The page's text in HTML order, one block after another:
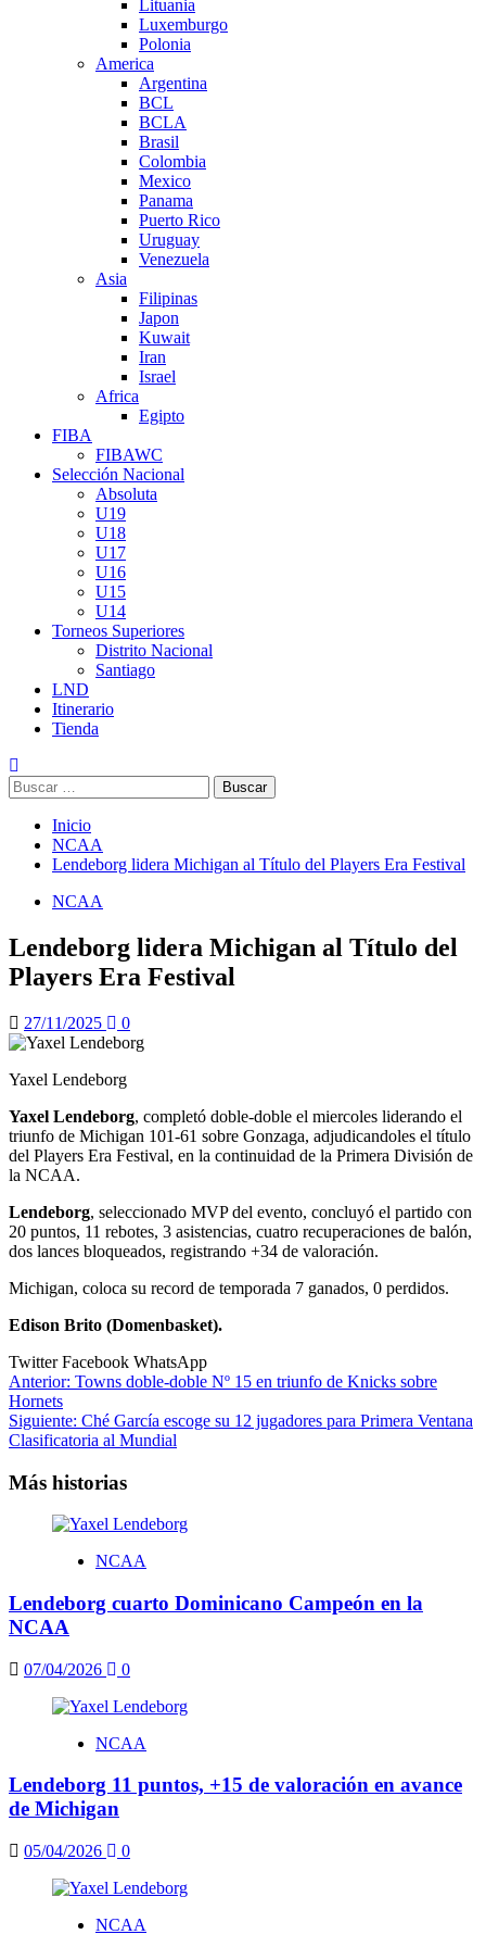
Lituania
Luxemburgo
Polonia
America
Argentina
BCL
BCLA
Brasil
Colombia
Mexico
Panama
Puerto Rico
Uruguay
Venezuela
Asia
Filipinas
Japon
Kuwait
Iran
Israel
Africa
Egipto
FIBA
FIBAWC
Selección Nacional
Absoluta
U19
U18
U17
U16
U15
U14
Torneos Superiores
Distrito Nacional
Santiago
LND
Itinerario
Tienda
Buscar:
Inicio
NCAA
Lendeborg lidera Michigan al Título del Players Era Festival
NCAA
Lendeborg lidera Michigan al Título del
Players Era Festival
27/11/2025 0
Yaxel Lendeborg
Yaxel Lendeborg, completó doble-doble el miercoles liderando el
triunfo de Michigan 101-61 sobre Gonzaga, adjudicandoles el título
del Players Era Festival, en la continuidad de la Primera División de
la NCAA.
Lendeborg, seleccionado MVP del evento, concluyó el partido con
20 puntos, 11 rebotes, 3 asistencias, cuatro recuperaciones de balón,
dos lances bloqueados, registrando +34 de valoración.
Michigan, coloca su record de temporada 7 ganados, 0 perdidos.
Edison Brito (Domenbasket).
TwitterFacebook WhatsApp
Navegación
de
entradas
Anterior: Towns doble-doble Nº 15 en triunfo de Knicks sobre
Hornets
Siguiente: Ché García escoge su 12 jugadores para Primera Ventana
Clasificatoria al Mundial
Más historias
NCAA
Lendeborg cuarto Dominicano Campeón en la
NCAA
07/04/2026 0
NCAA
Lendeborg 11 puntos, +15 de valoración en avance
de Michigan
05/04/2026 0
NCAA